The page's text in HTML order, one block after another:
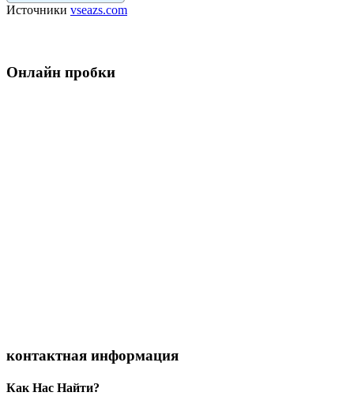
Источники vseazs.com
Онлайн пробки
контактная информация
Как Нас Найти?